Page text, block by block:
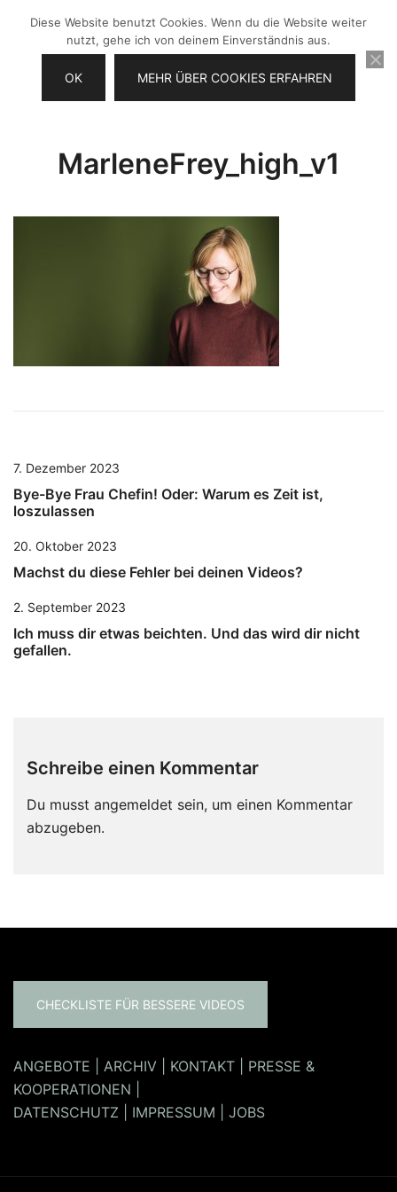
springen
MarleneFrey_high_v1
7. Dezember 2023
Bye-Bye Frau Chefin! Oder: Warum es Zeit ist,
loszulassen
20. Oktober 2023
Machst du diese Fehler bei deinen Videos?
2. September 2023
Ich muss dir etwas beichten. Und das wird dir nicht
gefallen.
Schreibe einen Kommentar
Du musst angemeldet sein, um einen Kommentar
abzugeben.
CHECKLISTE FÜR BESSERE VIDEOS
ANGEBOTE ARCHIV KONTAKT
PRESSE &
KOOPERATIONEN
DATENSCHUTZ
IMPRESSUM JOBS
Diese Website benutzt Cookies. Wenn du die Website weiter
nutzt, gehe ich von deinem Einverständnis aus.
OK MEHR ÜBER COOKIES ERFAHREN